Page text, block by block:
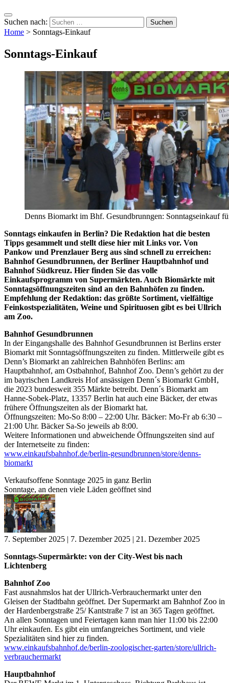
Suchen nach:
Home > Sonntags-Einkauf
Sonntags-Einkauf
Denns Biomarkt im Bhf. Gesundbrunngen: Sonntagseinkauf
Sonntags einkaufen in Berlin? Die Redaktion hat die besten
Tipps gesammelt und stellt diese hier mit Links vor. Von
Pankow und Prenzlauer Berg aus sind schnell zu erreichen:
Bahnhof Gesundbrunnen, der Berliner Hauptbahnhof und
Bahnhof Südkreuz. Hier finden Sie das volle
Einkaufsprogramm von Supermärkten. Auch Biomärkte mit
Sonntagsöffnungszeiten sind an den Bahnhöfen zu finden.
Empfehlung der Redaktion: das größte Sortiment, vielfältige
Feinkostspezialitäten, Weine und Spirituosen gibt es bei Ullrich
am Zoo.
Bahnhof Gesundbrunnen
In der Eingangshalle des Bahnhof Gesundbrunnen ist Berlins erster
Biomarkt mit Sonntagsöffnungszeiten zu finden. Mittlerweile gibt es
Denn’s Biomarkt an zahlreichen Bahnhöfen Berlins: am
Hauptbahnhof, am Ostbahnhof, Bahnhof Zoo. Denn’s gehört zu der
im bayrischen Landkreis Hof ansässigen Denn´s Biomarkt GmbH,
die 2023 bundesweit 355 Märkte betreibt. Denn´s Biomarkt am
Hanne-Sobek-Platz, 13357 Berlin hat auch eine Bäcker, der etwas
frühere Öffnungszeiten als der Biomarkt hat.
Öffnungszeiten: Mo-So 8:00 – 22:00 Uhr. Bäcker: Mo-Fr ab 6:30 –
21:00 Uhr. Bäcker Sa-So jeweils ab 8:00.
Weitere Informationen und abweichende Öffnungszeiten sind auf
der Internetseite zu finden:
www.einkaufsbahnhof.de/berlin-gesundbrunnen/store/denns-
biomarkt
Verkaufsoffene Sonntage 2025 in ganz Berlin
Sonntage, an denen viele Läden geöffnet sind
7. September 2025 | 7. Dezember 2025 | 21. Dezember 2025
Sonntags-Supermärkte: von der City-West bis nach
Lichtenberg
Bahnhof Zoo
Fast ausnahmslos hat der Ullrich-Verbrauchermarkt unter den
Gleisen der Stadtbahn geöffnet. Der Supermarkt am Bahnhof Zoo in
der Hardenbergstraße 25/ Kantstraße 7 ist an 365 Tagen geöffnet.
An allen Sonntagen und Feiertagen kann man hier 11:00 bis 22:00
Uhr einkaufen. Es gibt ein umfangreiches Sortiment, und viele
Spezialitäten sind hier zu finden.
www.einkaufsbahnhof.de/berlin-zoologischer-garten/store/ullrich-
verbrauchermarkt
Hauptbahnhof